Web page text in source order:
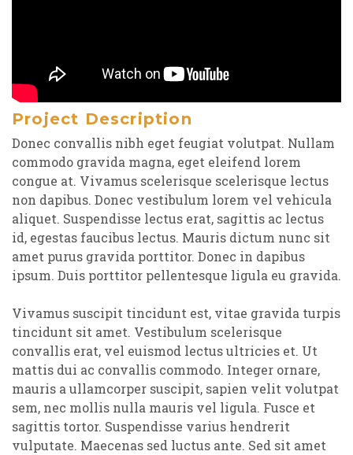
Project Description
Donec convallis nibh eget feugiat volutpat. Nullam
commodo gravida magna, eget eleifend lorem
congue at. Vivamus scelerisque scelerisque lectus
non dapibus. Donec vestibulum lorem vel vehicula
aliquet. Suspendisse lectus erat, sagittis ac lectus
id, egestas faucibus lectus. Mauris dictum nunc sit
amet purus gravida porttitor. Donec in dapibus
ipsum. Duis porttitor pellentesque ligula eu gravida.
Vivamus suscipit tincidunt est, vitae gravida turpis
tincidunt sit amet. Vestibulum scelerisque
convallis erat, vel euismod lectus ultricies et. Ut
mattis dui ac convallis commodo. Integer ornare,
mauris a ullamcorper suscipit, sapien velit volutpat
sem, nec mollis nulla mauris vel ligula. Fusce et
sagittis tortor. Suspendisse varius hendrerit
vulputate. Maecenas sed luctus ante. Sed sit amet